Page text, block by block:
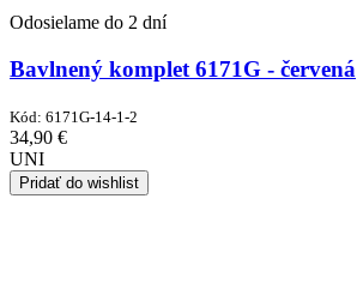
Odosielame do 2 dní
Bavlnený komplet 6171G - červená
Kód: 6171G-14-1-2
34,90 €
UNI
Pridať do wishlist